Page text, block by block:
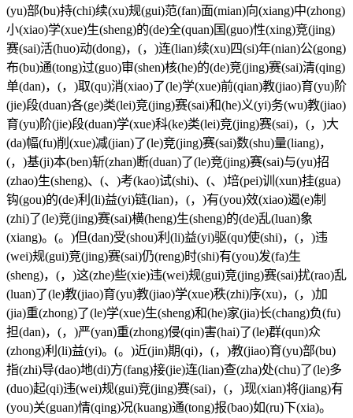
(yu)部(bu)持(chi)续(xu)规(gui)范(fan)面(mian)向(xiang)中(zhong)
小(xiao)学(xue)生(sheng)的(de)全(quan)国(guo)性(xing)竞(jing)
赛(sai)活(huo)动(dong)，(，)连(lian)续(xu)四(si)年(nian)公(gong)
布(bu)通(tong)过(guo)审(shen)核(he)的(de)竞(jing)赛(sai)清(qing)
单(dan)，(，)取(qu)消(xiao)了(le)学(xue)前(qian)教(jiao)育(yu)阶
(jie)段(duan)各(ge)类(lei)竞(jing)赛(sai)和(he)义(yi)务(wu)教(jiao)
育(yu)阶(jie)段(duan)学(xue)科(ke)类(lei)竞(jing)赛(sai)，(，)大
(da)幅(fu)削(xue)减(jian)了(le)竞(jing)赛(sai)数(shu)量(liang)，
(，)基(ji)本(ben)斩(zhan)断(duan)了(le)竞(jing)赛(sai)与(yu)招
(zhao)生(sheng)、(、)考(kao)试(shi)、(、)培(pei)训(xun)挂(gua)
钩(gou)的(de)利(li)益(yi)链(lian)，(，)有(you)效(xiao)遏(e)制
(zhi)了(le)竞(jing)赛(sai)横(heng)生(sheng)的(de)乱(luan)象
(xiang)。(。)但(dan)受(shou)利(li)益(yi)驱(qu)使(shi)，(，)违
(wei)规(gui)竞(jing)赛(sai)仍(reng)时(shi)有(you)发(fa)生
(sheng)，(，)这(zhe)些(xie)违(wei)规(gui)竞(jing)赛(sai)扰(rao)乱
(luan)了(le)教(jiao)育(yu)教(jiao)学(xue)秩(zhi)序(xu)，(，)加
(jia)重(zhong)了(le)学(xue)生(sheng)和(he)家(jia)长(chang)负(fu)
担(dan)，(，)严(yan)重(zhong)侵(qin)害(hai)了(le)群(qun)众
(zhong)利(li)益(yi)。(。)近(jin)期(qi)，(，)教(jiao)育(yu)部(bu)
指(zhi)导(dao)地(di)方(fang)接(jie)连(lian)查(zha)处(chu)了(le)多
(duo)起(qi)违(wei)规(gui)竞(jing)赛(sai)，(，)现(xian)将(jiang)有
(you)关(guan)情(qing)况(kuang)通(tong)报(bao)如(ru)下(xia)。